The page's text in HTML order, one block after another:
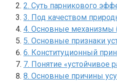
2. Суть парникового
3. Под качеством
4. Основные механизмы
5. Основные признаки
6. Конституционный
7. Понятие «устойчивое
8. Основные причины